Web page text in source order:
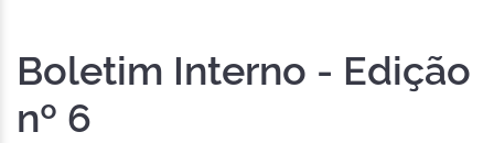
Boletim Interno - Edição
nº 6